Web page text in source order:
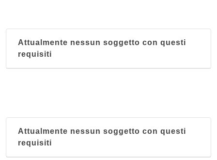
Attualmente nessun soggetto con questi
requisiti
Attualmente nessun soggetto con questi
requisiti